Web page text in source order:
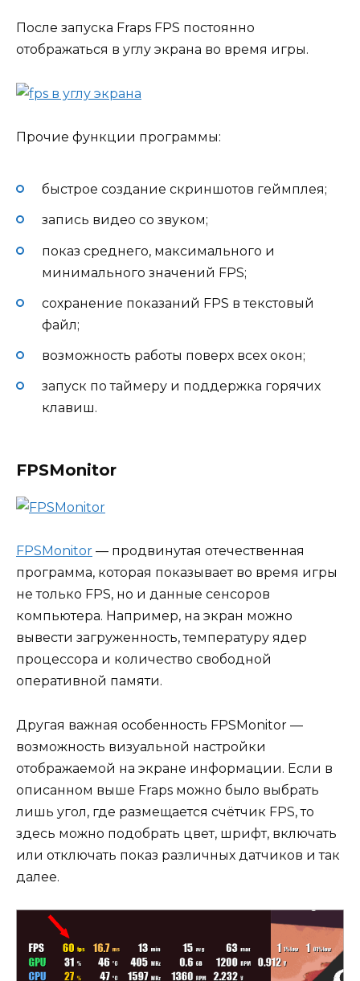
После запуска Fraps FPS постоянно
отображаться в углу экрана во время игры.
Прочие функции программы:
быстрое создание скриншотов геймплея;
запись видео со звуком;
показ среднего, максимального и
минимального значений FPS;
сохранение показаний FPS в текстовый
файл;
возможность работы поверх всех окон;
запуск по таймеру и поддержка горячих
клавиш.
FPSMonitor
FPSMonitor — продвинутая отечественная
программа, которая показывает во время игры
не только FPS, но и данные сенсоров
компьютера. Например, на экран можно
вывести загруженность, температуру ядер
процессора и количество свободной
оперативной памяти.
Другая важная особенность FPSMonitor —
возможность визуальной настройки
отображаемой на экране информации. Если в
описанном выше Fraps можно было выбрать
лишь угол, где размещается счётчик FPS, то
здесь можно подобрать цвет, шрифт, включать
или отключать показ различных датчиков и так
далее.